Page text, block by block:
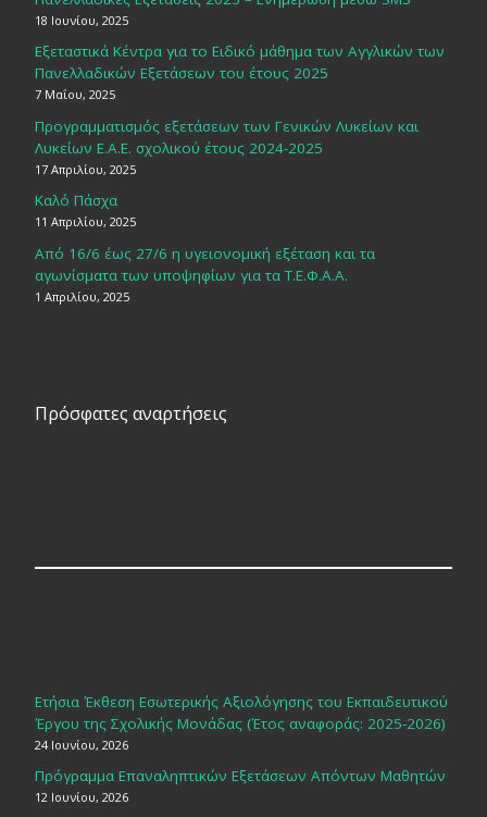
18 Ιουνίου, 2025
Εξεταστικά Κέντρα για το Ειδικό μάθημα των Αγγλικών των
Πανελλαδικών Εξετάσεων του έτους 2025
7 Μαΐου, 2025
Προγραμματισμός εξετάσεων των Γενικών Λυκείων και
Λυκείων Ε.Α.Ε. σχολικού έτους 2024-2025
17 Απριλίου, 2025
Καλό Πάσχα
11 Απριλίου, 2025
Από 16/6 έως 27/6 η υγειονομική εξέταση και τα
αγωνίσματα των υποψηφίων για τα Τ.Ε.Φ.Α.Α.
1 Απριλίου, 2025
Πρόσφατες αναρτήσεις
Ετήσια Έκθεση Εσωτερικής Αξιολόγησης του Εκπαιδευτικού
Έργου της Σχολικής Μονάδας (Έτος αναφοράς: 2025-2026)
24 Ιουνίου, 2026
Πρόγραμμα Επαναληπτικών Εξετάσεων Απόντων Μαθητών
12 Ιουνίου, 2026